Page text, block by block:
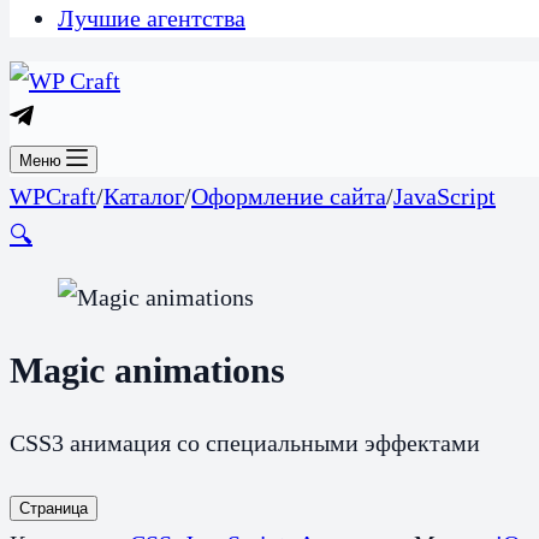
Лучшие агентства
Меню
WPCraft/Каталог/Оформление сайта/JavaScript
🔍
Magic animations
CSS3 анимация со специальными эффектами
Страница